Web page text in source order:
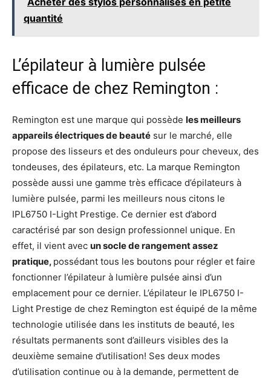
quantité
L’épilateur à lumière pulsée
efficace de chez Remington :
Remington est une marque qui possède les meilleurs
appareils électriques de beauté sur le marché, elle
propose des lisseurs et des onduleurs pour cheveux, des
tondeuses, des épilateurs, etc. La marque Remington
possède aussi une gamme très efficace d’épilateurs à
lumière pulsée, parmi les meilleurs nous citons le
IPL6750 I-Light Prestige. Ce dernier est d’abord
caractérisé par son design professionnel unique. En
effet, il vient avec un socle de rangement assez
pratique, possédant tous les boutons pour régler et faire
fonctionner l’épilateur à lumière pulsée ainsi d’un
emplacement pour ce dernier. L’épilateur le IPL6750 I-
Light Prestige de chez Remington est équipé de la même
technologie utilisée dans les instituts de beauté, les
résultats permanents sont d’ailleurs visibles des la
deuxième semaine d’utilisation! Ses deux modes
d’utilisation continue ou à la demande, permettent de